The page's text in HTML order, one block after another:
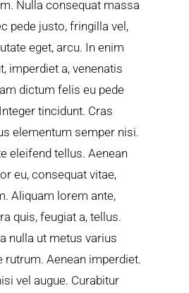
Nulla consequat massa
pede justo, fringilla vel,
eget, arcu. In enim
imperdiet a, venenatis
dictum felis eu pede
tincidunt. Cras
elementum semper nisi.
eleifend tellus. Aenean
eu, consequat vitae,
Aliquam lorem ante,
quis, feugiat a, tellus.
nulla ut metus varius
rutrum. Aenean imperdiet.
vel augue. Curabitur